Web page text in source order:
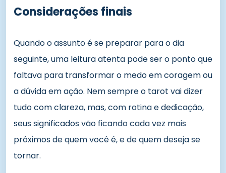
Considerações finais
Quando o assunto é se preparar para o dia
seguinte, uma leitura atenta pode ser o ponto que
faltava para transformar o medo em coragem ou
a dúvida em ação. Nem sempre o tarot vai dizer
tudo com clareza, mas, com rotina e dedicação,
seus significados vão ficando cada vez mais
próximos de quem você é, e de quem deseja se
tornar.